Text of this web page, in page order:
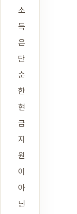
소
득
은
단
순
한
현
금
지
원
이
아
닌